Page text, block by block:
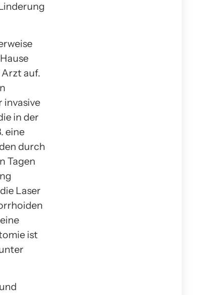
auf.
invasive
in der
eine
durch
Tagen
Laser
ist